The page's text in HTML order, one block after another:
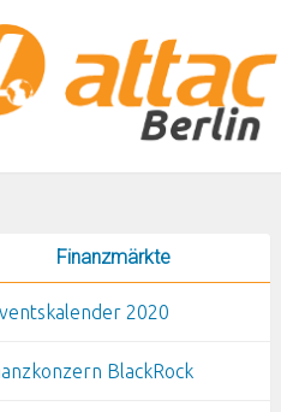
Finanzmärkte
2020
BlackRock